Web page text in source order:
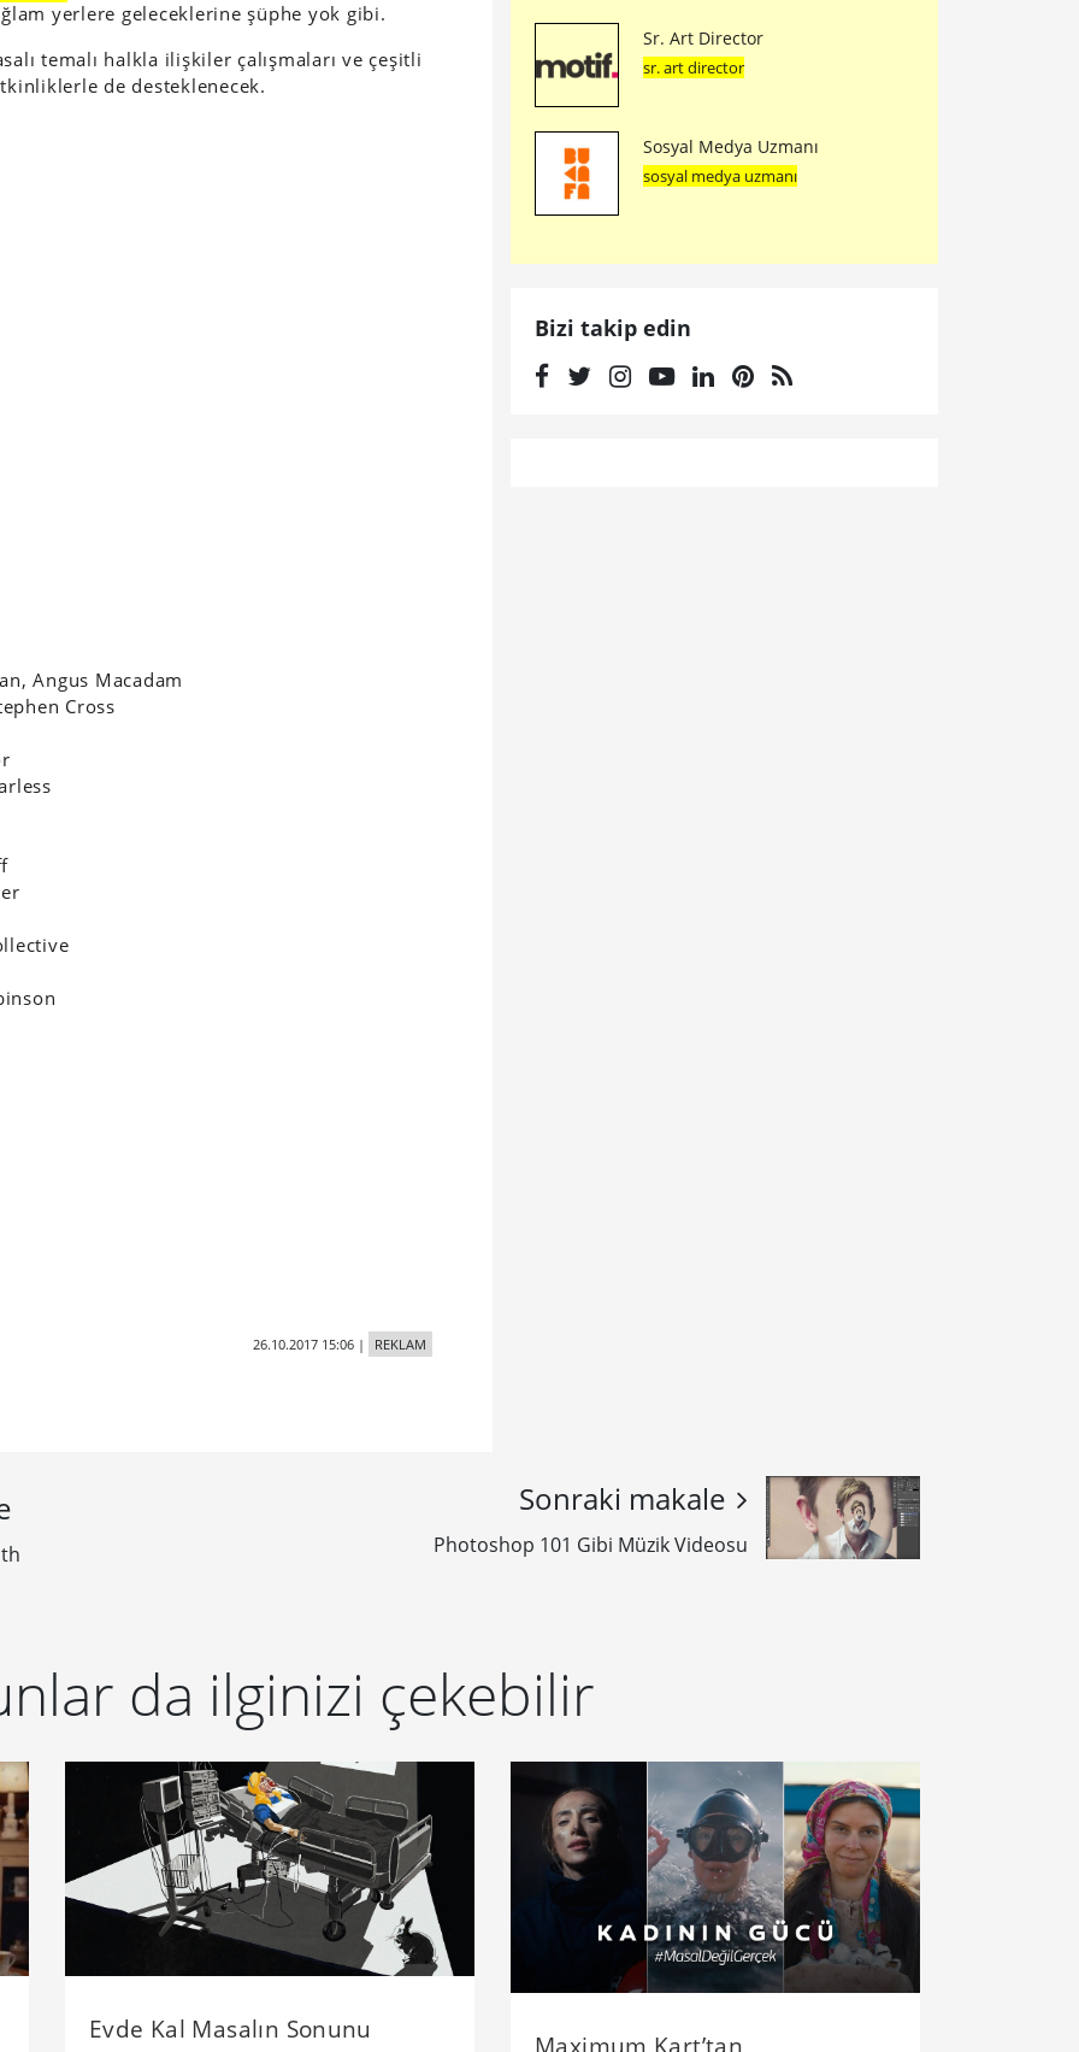
yerlere geleceklerine şüphe yok gibi.
temalı halkla ilişkiler çalışmaları ve çeşitli
de desteklenecek.
Angus Macadam
Cross
26.10.2017 15:06| REKLAM
Sr. Art Director
sr. art director
Sosyal Medya Uzmanı
sosyal medya uzmanı
Bizi takip edin
Sonraki makale
Photoshop 101 Gibi Müzik Videosu
da ilginizi çekebilir
Evde Kal Masalın Sonunu
Maximum Kart’tan